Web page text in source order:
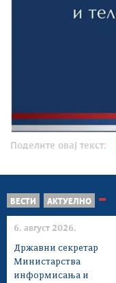
Поделите овај текст:
ВЕСТИ АКТУЕЛНО
6. август 2026.
Државни секретар
Министарства
информисања и